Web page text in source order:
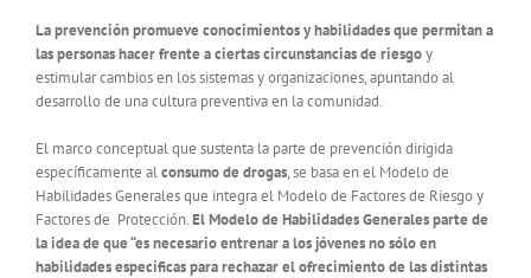
La prevención promueve conocimientos y habilidades que permitan a
las personas hacer frente a ciertas circunstancias de riesgoy
estimular cambios en los sistemas y organizaciones, apuntando al
desarrollo de una cultura preventiva en la comunidad.
El marco conceptual que sustenta la parte de prevención dirigida
específicamente alconsumo de drogas, se basa en el Modelo de
Habilidades Generales que integra el Modelo de Factores de Riesgo y
Factores de Protección.El Modelo de Habilidades Generales parte de
la idea de que “es necesario entrenar a los jóvenes no sólo en
habilidades específicas para rechazar el ofrecimiento de las distintas